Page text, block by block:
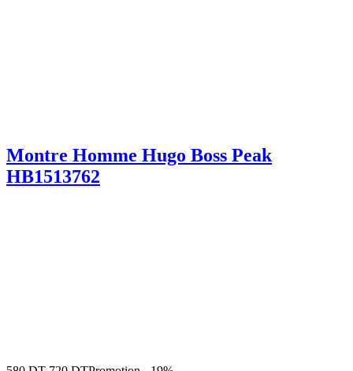
Montre Homme Hugo Boss Peak
HB1513762